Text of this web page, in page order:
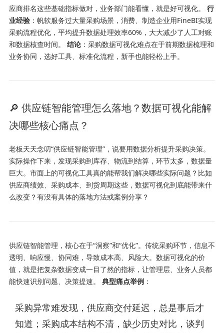
应商排名这些基础指标做对，业务部门能看懂，就是好可视化。 行
业经验 ：帆软服务过大量采购场景，消费、制造企业用FineBI实现
采购流程优化，平均提升数据处理效率60%，大大减少了人工对账
和数据核查时间。 结论 ：采购数据可视化难点在于前期数据梳理和
业务协同，选好工具、标准化流程，新手也能轻松上手。
🔎 供应链智能管理怎么落地？数据可视化能解
决哪些核心痛点？
老板天天念叨“供应链智能管理”，说要用数据分析提升采购决策。
实际操作下来，发现采购到库存、物流到结算，环节太多，数据量
巨大。市面上的可视化工具真的能帮我们解决哪些实际问题？比如
供应商绩效、采购成本、到货周期这些，数据可视化到底能带来什
么改变？有没有具体的落地方法或案例分享？
供应链智能管理，核心在于“洞察”和“优化”。传统采购环节，信息不
透明、响应慢、协同难，导致成本高、风险大。数据可视化的价
值，就是把复杂数据变成一目了然的指标，让管理层、业务人员都
能快速识别问题、决策提速。 典型痛点举例 ：
采购异常难发现，供应商交付延迟，总是事后才
知道；采购成本结构不清，缺少历史对比，谈判